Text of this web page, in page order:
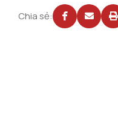
Chia sẻ: